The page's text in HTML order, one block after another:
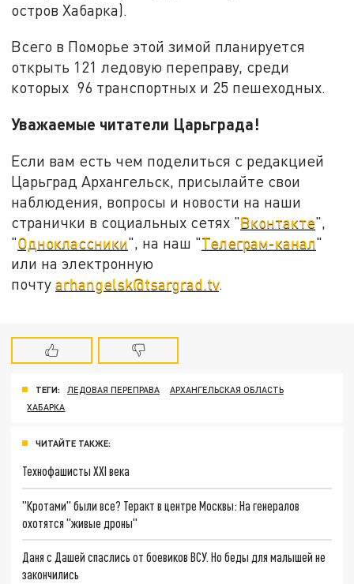
остров Хабарка).
Всего в Поморье этой зимой планируется
открыть 121 ледовую переправу, среди
которых 96 транспортных и 25 пешеходных.
Уважаемые читатели Царьграда!
Если вам есть чем поделиться с редакцией
Царьград Архангельск, присылайте свои
наблюдения, вопросы и новости на наши
странички в социальных сетях "Вконтакте",
"Одноклассники", на наш "Телеграм-канал"
или на электронную
почтуarhangelsk@tsargrad.tv.
ТЕГИ: ЛЕДОВАЯ ПЕРЕПРАВА
АРХАНГЕЛЬСКАЯ ОБЛАСТЬ
ХАБАРКА
ЧИТАЙТЕ ТАКЖЕ:
Технофашисты XXI века
"Кротами" были все? Теракт в центре Москвы: На генералов
охотятся "живые дроны"
Даня с Дашей спаслись от боевиков ВСУ. Но беды для малышей не
закончились